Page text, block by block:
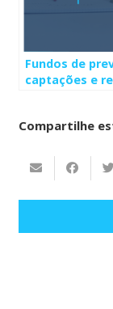
Fundos de
captações e
Compartilhe